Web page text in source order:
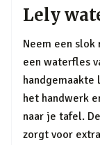
Lely
Neem een
een waterfles
handgemaakte
het handwerk
naar je tafel.
zorgt voor